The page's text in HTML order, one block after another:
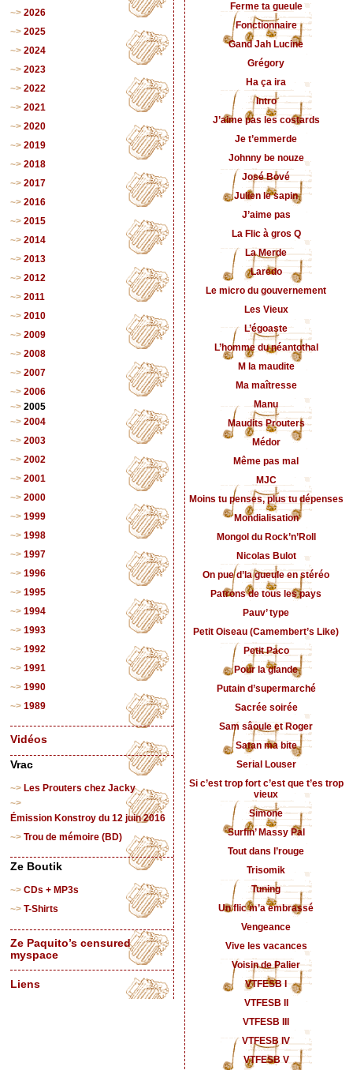
2026
2025
2024
2023
2022
2021
2020
2019
2018
2017
2016
2015
2014
2013
2012
2011
2010
2009
2008
2007
2006
2005
2004
2003
2002
2001
2000
1999
1998
1997
1996
1995
1994
1993
1992
1991
1990
1989
Vidéos
Vrac
Les Prouters chez Jacky
Émission Konstroy du 12 juin 2016
Trou de mémoire (BD)
Ze Boutik
CDs + MP3s
T-Shirts
Ze Paquito’s censured
myspace
Liens
Ferme ta gueule
Fonctionnaire
Gand Jah Lucine
Grégory
Ha ça ira
Intro
J’aime pas les costards
Je t’emmerde
Johnny be nouze
José Bové
Julien le sapin
J’aime pas
La Flic à gros Q
La Merde
Laredo
Le micro du gouvernement
Les Vieux
L’égoaste
L’homme du néantothal
M la maudite
Ma maîtresse
Manu
Maudits Prouters
Médor
Même pas mal
MJC
Moins tu penses, plus tu dépenses
Mondialisation
Mongol du Rock’n’Roll
Nicolas Bulot
On pue d’la gueule en stéréo
Patrons de tous les pays
Pauv’ type
Petit Oiseau (Camembert’s Like)
Petit Paco
Pour la glande
Putain d’supermarché
Sacrée soirée
Sam sâoule et Roger
Satan ma bite
Serial Louser
Si c’est trop fort c’est que t’es trop
vieux
Simone
Surfin’ Massy Pal
Tout dans l’rouge
Trisomik
Tuning
Un flic m’a embrassé
Vengeance
Vive les vacances
Voisin de Palier
VTFESB I
VTFESB II
VTFESB III
VTFESB IV
VTFESB V